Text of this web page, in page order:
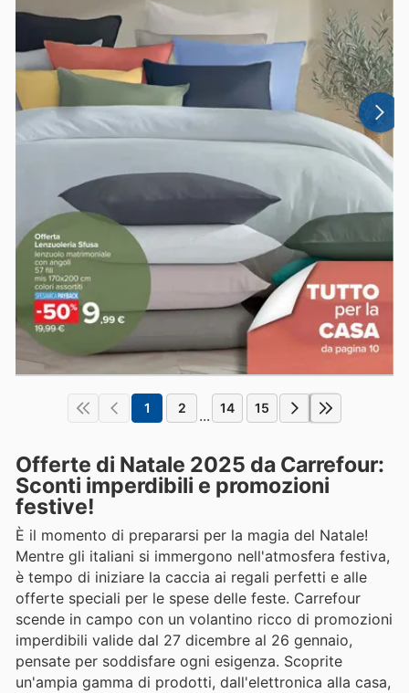
1 2 ... 14 15
Offerte di Natale 2025 da Carrefour:
Sconti imperdibili e promozioni
festive!
È il momento di prepararsi per la magia del Natale!
Mentre gli italiani si immergono nell'atmosfera festiva,
è tempo di iniziare la caccia ai regali perfetti e alle
offerte speciali per le spese delle feste. Carrefour
scende in campo con un volantino ricco di promozioni
imperdibili valide dal 27 dicembre al 26 gennaio,
pensate per soddisfare ogni esigenza. Scoprite
un'ampia gamma di prodotti, dall'elettronica alla casa,